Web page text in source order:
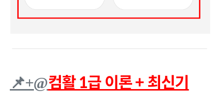
📌+@컴활 1급 이론 + 최신기